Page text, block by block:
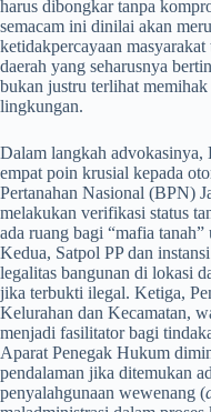
harus dibongkar tanpa
semacam ini dinilai akan
ketidakpercayaan
daerah yang seharusnya
bukan justru terlihat memihak
lingkungan.
​Dalam langkah
empat poin krusial kepada
Pertanahan Nasional (BPN)
melakukan verifikasi status
ada ruang bagi “mafia
Kedua, Satpol PP dan
legalitas bangunan di lokasi
jika terbukti ilegal. Ketiga,
Kelurahan dan Kecamatan,
menjadi fasilitator bagi
Aparat Penegak Hukum
pendalaman jika ditemukan
penyalahgunaan wewenang (